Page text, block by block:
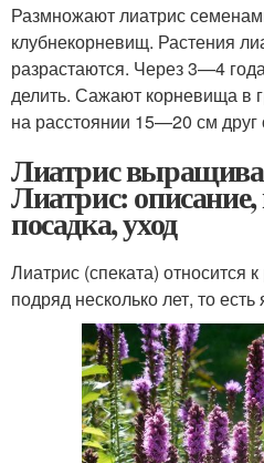
Размножают лиатрис
клубнекорневищ. Растения
разрастаются. Через 3—4
делить. Сажают корневища в
на расстоянии 15—20 см друг
Лиатрис
Лиатрис:
посадка, уход
Лиатрис (спеката) относится
подряд несколько лет, то